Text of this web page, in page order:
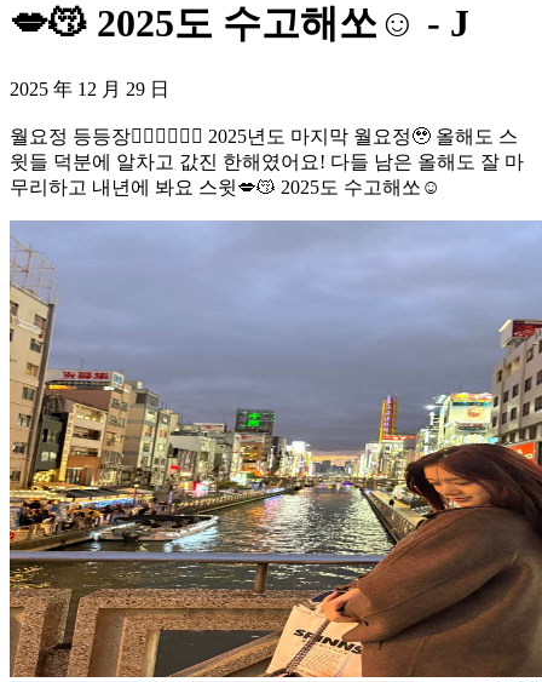
💋😽 2025도 수고해쏘☺️ - J
2025 年 12 月 29 日
월요정 등등장🧚🏻‍♀️🧚🏻‍♀️ 2025년도 마지막 월요정🥹 올해도 스
윗들 덕분에 알차고 값진 한해였어요! 다들 남은 올해도 잘 마
무리하고 내년에 봐요 스윗💋😽 2025도 수고해쏘☺️